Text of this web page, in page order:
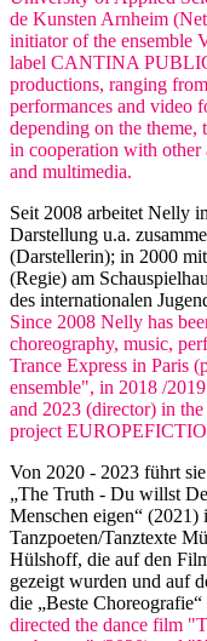
de Kunsten Arnheim
initiator of the ensemble
label CANTINA
productions, ranging
performances and video
depending on the theme,
in cooperation with other
and multimedia.
Seit 2008 arbeitet Nelly
Darstellung u.a.
(Darstellerin); in 2000
(Regie) am
des internationalen
Since 2008 Nelly has
choreography, music,
Trance Express in Paris
ensemble", in 2018 /
and 2023 (director) in
project
Von 2020 - 2023 führt
„The Truth - Du willst
Menschen eigen“
Tanzpoeten/Tanztexte
Hülshoff, die auf den
gezeigt wurden und auf
die „Beste
directed the dance film